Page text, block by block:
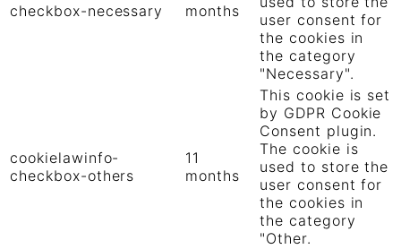
checkbox-necessary
months
user consent for
the cookies in
the category
"Necessary".
cookielawinfo-
checkbox-others
11
months
This cookie is set
by GDPR Cookie
Consent plugin.
The cookie is
used to store the
user consent for
the cookies in
the category
"Other.